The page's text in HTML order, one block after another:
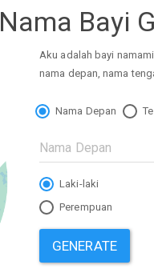
Nama Bayi
Aku adalah bayi
nama depan, nama
Nama Depan
Laki-laki
Perempuan
GENERATE